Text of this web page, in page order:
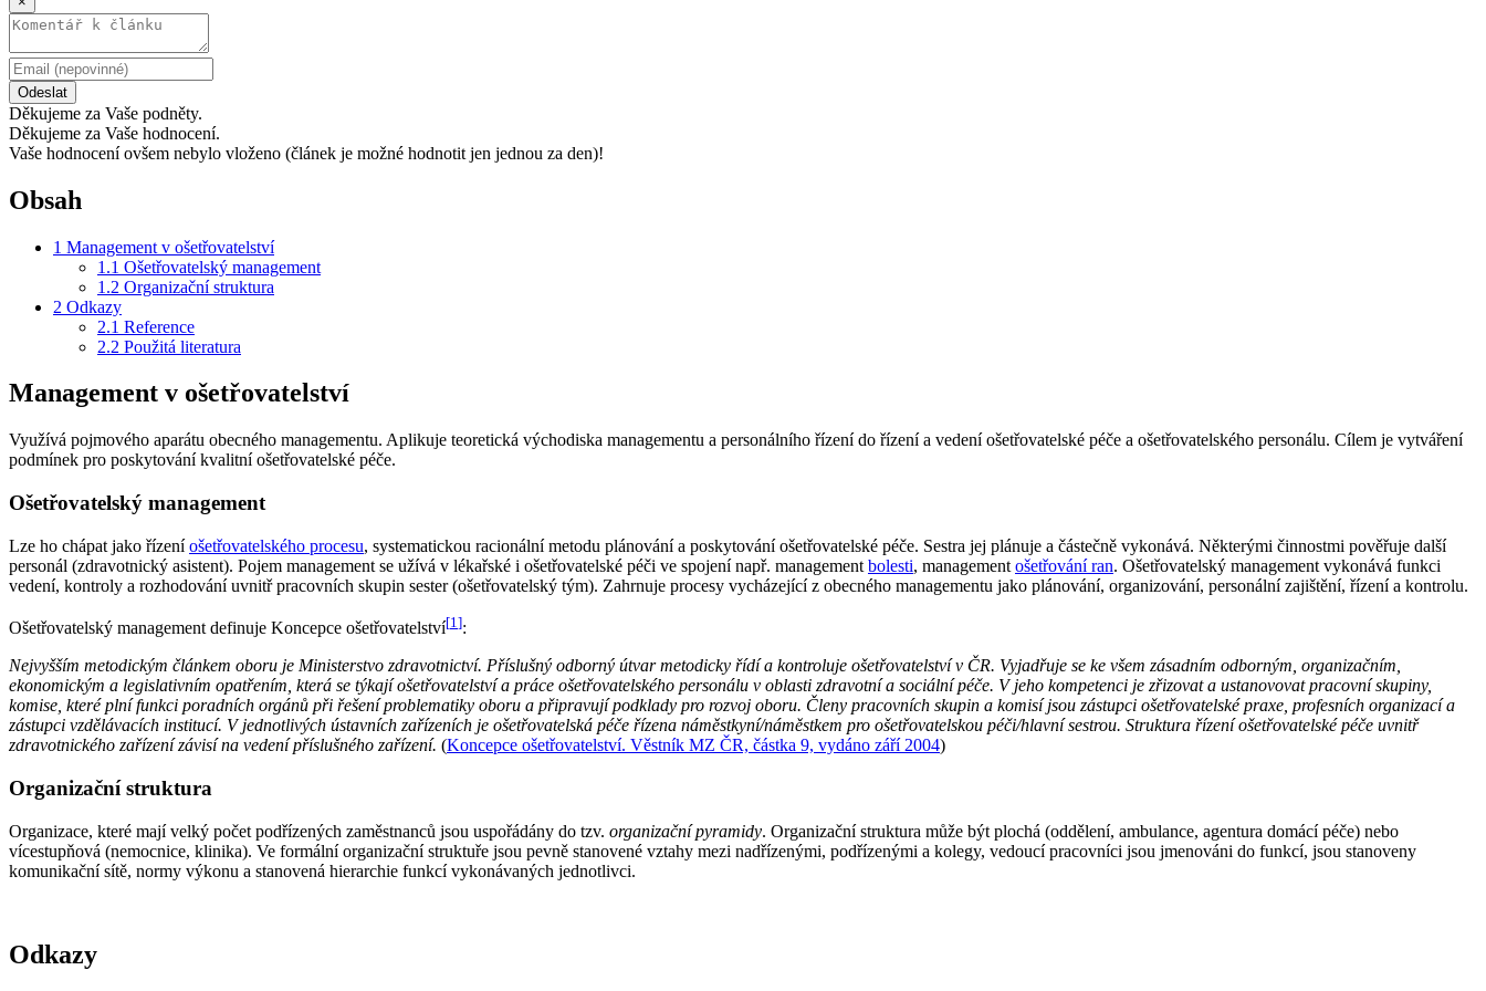
Odeslat
Děkujeme za Vaše podněty.
Děkujeme za Vaše hodnocení.
Vaše hodnocení ovšem nebylo vloženo (článek je možné hodnotit jen jednou za den)!
Obsah
1 Management v ošetřovatelství
1.1 Ošetřovatelský management
1.2 Organizační struktura
2 Odkazy
2.1 Reference
2.2 Použitá literatura
Management v ošetřovatelství
Využívá pojmového aparátu obecného managementu. Aplikuje teoretická východiska managementu a personálního řízení do řízení a vedení ošetřovatelské péče a ošetřovatelského personálu. Cílem je vytváření
podmínek pro poskytování kvalitní ošetřovatelské péče.
Ošetřovatelský management
Lze ho chápat jako řízeníošetřovatelského procesu, systematickou racionální metodu plánování a poskytování ošetřovatelské péče. Sestra jej plánuje a částečně vykonává. Některými činnostmi pověřuje další
personál (zdravotnický asistent). Pojem management se užívá v lékařské i ošetřovatelské péči ve spojení např. management bolesti, management ošetřování ran. Ošetřovatelský management vykonává funkci
vedení, kontroly a rozhodování uvnitř pracovních skupin sester (ošetřovatelský tým). Zahrnuje procesy vycházející z obecného managementu jako plánování, organizování, personální zajištění, řízení a kontrolu.
Ošetřovatelský management definuje Koncepce ošetřovatelství[1 ]:
Nejvyšším metodickým článkem oboru je Ministerstvo zdravotnictví. Příslušný odborný útvar metodicky řídí a kontroluje ošetřovatelství v ČR. Vyjadřuje se ke všem zásadním odborným, organizačním,
ekonomickým a legislativním opatřením, která se týkají ošetřovatelství a práce ošetřovatelského personálu v oblasti zdravotní a sociální péče. V jeho kompetenci je zřizovat a ustanovovat pracovní skupiny,
komise, které plní funkci poradních orgánů při řešení problematiky oboru a připravují podklady pro rozvoj oboru. Členy pracovních skupin a komisí jsou zástupci ošetřovatelské praxe, profesních organizací a
zástupci vzdělávacích institucí. V jednotlivých ústavních zařízeních je ošetřovatelská péče řízena náměstkyní/náměstkem pro ošetřovatelskou péči/hlavní sestrou. Struktura řízení ošetřovatelské péče uvnitř
zdravotnického zařízení závisí na vedení příslušného zařízení. (Koncepce ošetřovatelství. Věstník MZ ČR, částka 9, vydáno září 2004)
Organizační struktura
Organizace, které mají velký počet podřízených zaměstnanců jsou uspořádány do tzv. organizační pyramidy. Organizační struktura může být plochá (oddělení, ambulance, agentura domácí péče) nebo
vícestupňová (nemocnice, klinika). Ve formální organizační struktuře jsou pevně stanovené vztahy mezi nadřízenými, podřízenými a kolegy, vedoucí pracovníci jsou jmenováni do funkcí, jsou stanoveny
komunikační sítě, normy výkonu a stanovená hierarchie funkcí vykonávaných jednotlivci.
Odkazy